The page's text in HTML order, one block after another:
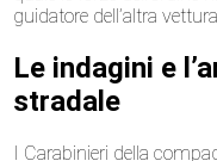
guidatore dell’altra
Le indagini e
stradale
I Carabinieri della